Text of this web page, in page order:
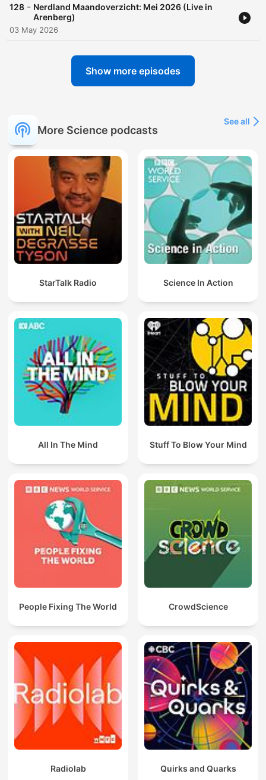
128 - Nerdland Maandoverzicht: Mei 2026 (Live in
Arenberg)
03 May 2026
Show more episodes
More Science podcasts
See all
StarTalk Radio Science In Action
All In The Mind Stuff To Blow Your Mind
People Fixing The World CrowdScience
Radiolab Quirks and Quarks